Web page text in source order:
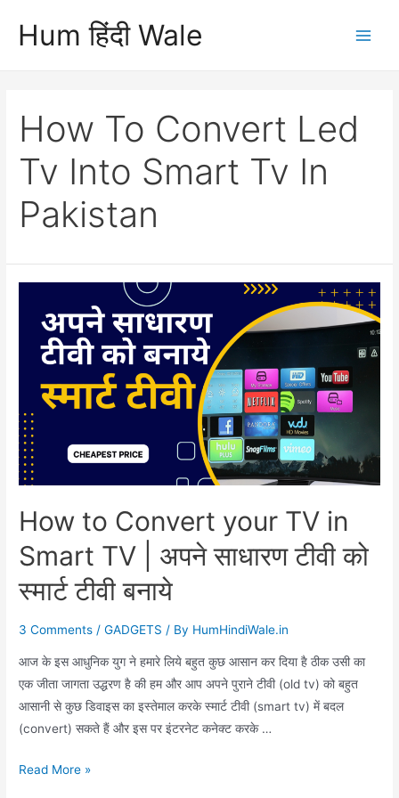
Hum हिंदी Wale
How To Convert Led
Tv Into Smart Tv In
Pakistan
How to Convert your TV in
Smart TV | अपने साधारण टीवी को
स्मार्ट टीवी बनाये
3 Comments /GADGETS / By HumHindiWale.in
आज के इस आधुनिक युग ने हमारे लिये बहुत कुछ आसान कर दिया है ठीक उसी का
एक जीता जागता उद्धरण है की हम और आप अपने पुराने टीवी (old tv) को बहुत
आसानी से कुछ ​डिवाइस का इस्तेमाल करके स्मार्ट टीवी (smart tv) में बदल
(convert) सकते हैं और इस पर इंटरनेट कनेक्ट करके …
How
Read More »